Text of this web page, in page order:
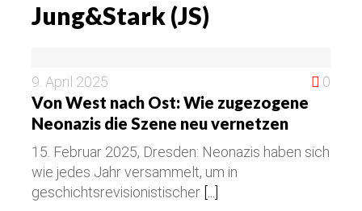
Jung&Stark (JS)
9. April 2025 0
Von West nach Ost: Wie zugezogene
Neonazis die Szene neu vernetzen
15. Februar 2025, Dresden: Neonazis haben sich
wie jedes Jahr versammelt, um in
geschichtsrevisionistischer